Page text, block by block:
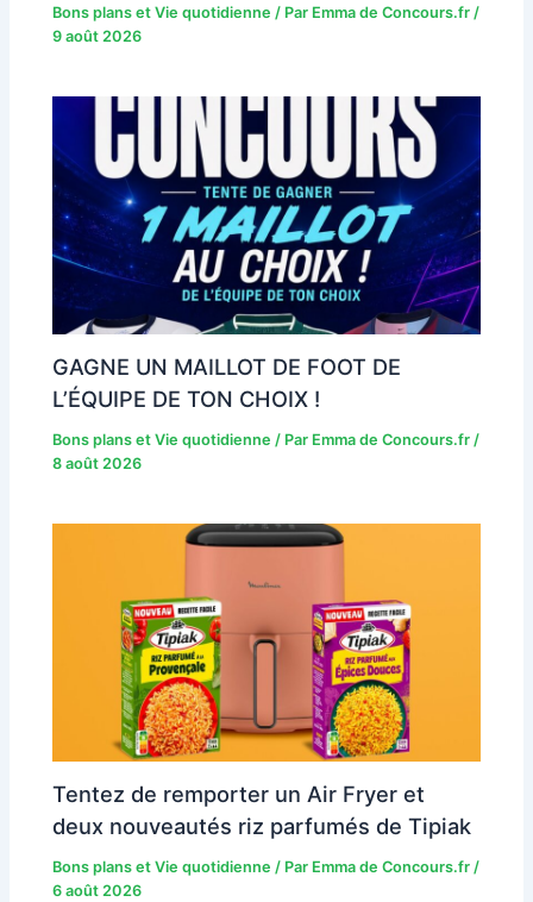
Bons plans et Vie quotidienne / Par Emma de Concours.fr /
9 août 2026
GAGNE UN MAILLOT DE FOOT DE
L’ÉQUIPE DE TON CHOIX !
Bons plans et Vie quotidienne / Par Emma de Concours.fr/
8 août 2026
Tentez de remporter un Air Fryer et
deux nouveautés riz parfumés de Tipiak
Bons plans et Vie quotidienne / Par Emma de Concours.fr/
6 août 2026